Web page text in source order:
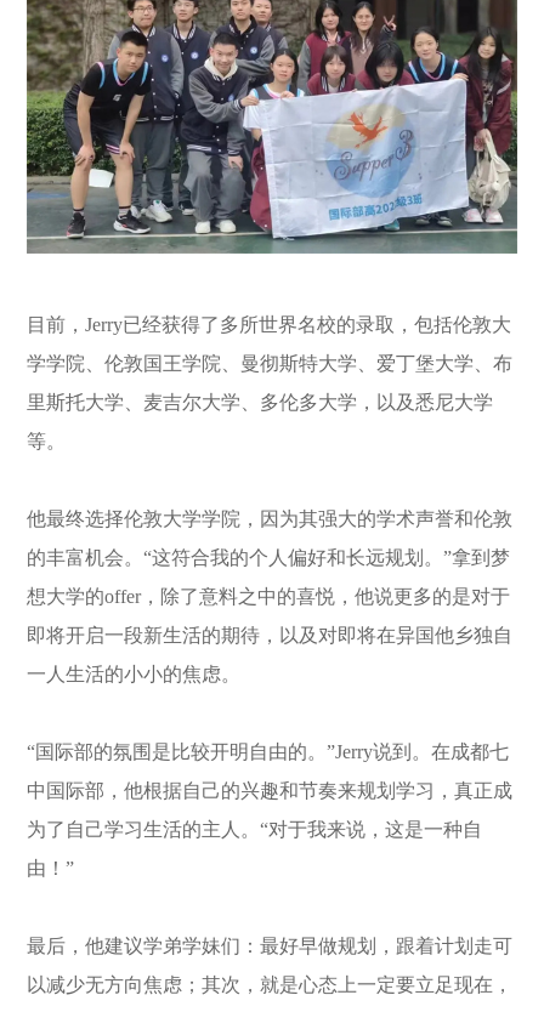
目前，Jerry已经获得了多所世界名校的录取，包括伦敦大
学学院、伦敦国王学院、曼彻斯特大学、爱丁堡大学、布
里斯托大学、麦吉尔大学、多伦多大学，以及悉尼大学
等。
他最终选择伦敦大学学院，因为其强大的学术声誉和伦敦
的丰富机会。“这符合我的个人偏好和长远规划。”拿到梦
想大学的offer，除了意料之中的喜悦，他说更多的是对于
即将开启一段新生活的期待，以及对即将在异国他乡独自
一人生活的小小的焦虑。
“国际部的氛围是比较开明自由的。”Jerry说到。在成都七
中国际部，他根据自己的兴趣和节奏来规划学习，真正成
为了自己学习生活的主人。“对于我来说，这是一种自
由！”
最后，他建议学弟学妹们：最好早做规划，跟着计划走可
以减少无方向焦虑；其次，就是心态上一定要立足现在，